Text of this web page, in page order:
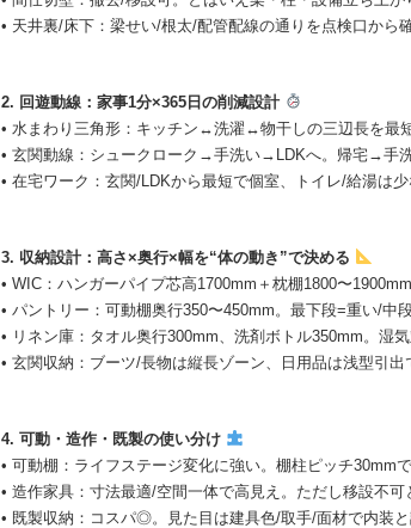
• 天井裏/床下：梁せい/根太/配管配線の通りを点検口から
2. 回遊動線：家事1分×365日の削減設計
• 水まわり三角形：キッチン↔洗濯↔物干しの三辺長を最
• 玄関動線：シュークローク→手洗い→LDKへ。帰宅→手
• 在宅ワーク：玄関/LDKから最短で個室、トイレ/給湯は少
3. 収納設計：高さ×奥行×幅を“体の動き”で決める
• WIC：ハンガーパイプ芯高1700mm＋枕棚1800〜
• パントリー：可動棚奥行350〜450mm。最下段=重い/中
• リネン庫：タオル奥行300mm、洗剤ボトル350mm。湿
• 玄関収納：ブーツ/長物は縦長ゾーン、日用品は浅型引出
4. 可動・造作・既製の使い分け
• 可動棚：ライフステージ変化に強い。棚柱ピッチ30mmで
• 造作家具：寸法最適/空間一体で高見え。ただし移設不可
• 既製収納：コスパ◎。見た目は建具色/取手/面材で内装と